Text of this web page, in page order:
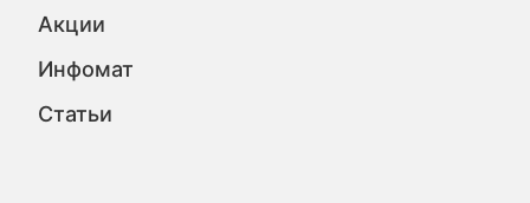
Акции
Инфомат
Статьи